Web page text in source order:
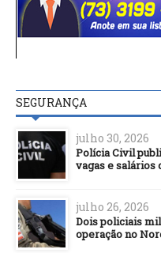
SEGURANÇA
julho 30, 2026
Polícia Civil
vagas e salários
julho 26, 2026
Dois policiais
operação no